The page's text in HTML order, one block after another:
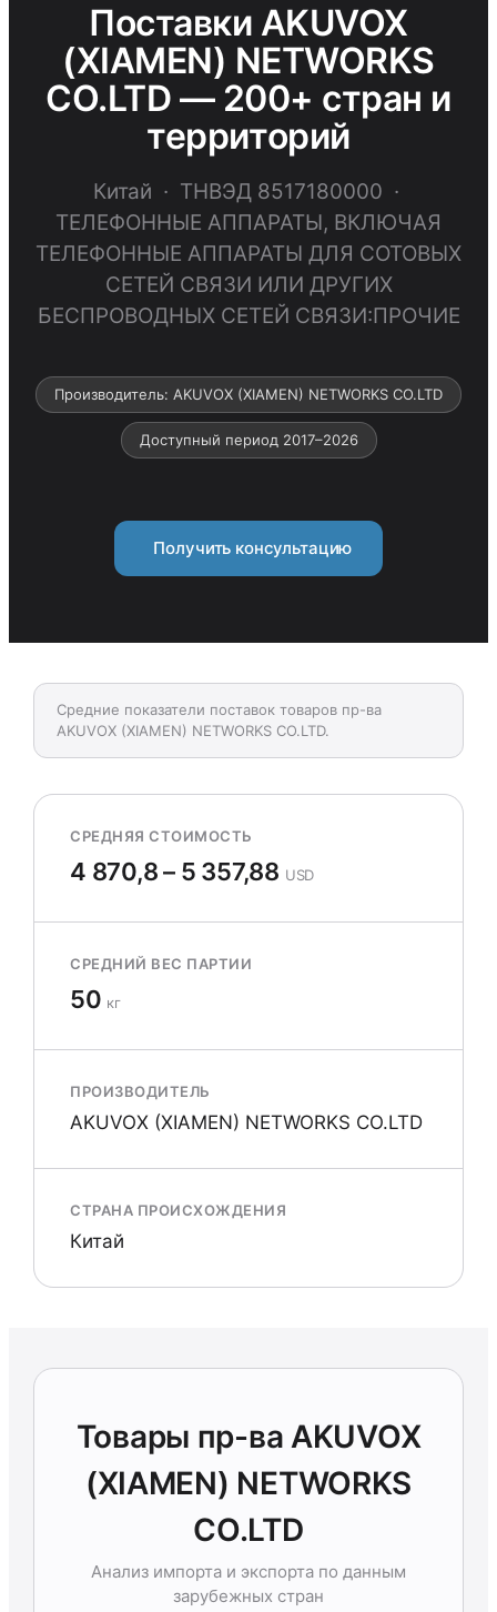
Поставки AKUVOX
(XIAMEN) NETWORKS
СО.LTD — 200+ стран и
территорий
Китай · ТНВЭД 8517180000 ·
ТЕЛЕФОННЫЕ АППАРАТЫ, ВКЛЮЧАЯ
ТЕЛЕФОННЫЕ АППАРАТЫ ДЛЯ СОТОВЫХ
СЕТЕЙ СВЯЗИ ИЛИ ДРУГИХ
БЕСПРОВОДНЫХ СЕТЕЙ СВЯЗИ:ПРОЧИЕ
Производитель: AKUVOX (XIAMEN) NETWORKS СО.LTD
Доступный период 2017–2026
Получить консультацию
Средние показатели поставок товаров пр-ва
AKUVOX (XIAMEN) NETWORKS СО.LTD.
СРЕДНЯЯ СТОИМОСТЬ
4 870,8 – 5 357,88 USD
СРЕДНИЙ ВЕС ПАРТИИ
50 кг
ПРОИЗВОДИТЕЛЬ
AKUVOX (XIAMEN) NETWORKS СО.LTD
СТРАНА ПРОИСХОЖДЕНИЯ
Китай
Товары пр-ва AKUVOX
(XIAMEN) NETWORKS
СО.LTD
Анализ импорта и экспорта по данным
зарубежных стран